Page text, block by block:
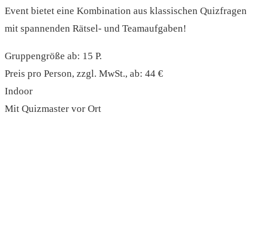
Event bietet eine Kombination aus klassischen Quizfragen
mit spannenden Rätsel- und Teamaufgaben!
Gruppengröße ab: 15 P.
Preis pro Person, zzgl. MwSt., ab: 44 €
Indoor
Mit Quizmaster vor Ort